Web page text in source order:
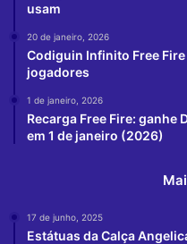
usam
20 de janeiro, 2026
Codiguin Infinito Free
jogadores
1 de janeiro, 2026
Recarga Free Fire: ganhe
em 1 de janeiro (2026)
17 de junho, 2025
Estátuas da Calça